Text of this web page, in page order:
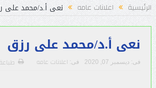
الرئيسية اعلانات عامه نعى أ.د/محمد على
نعى أ.د/محمد على رزق
فى: ديسمبر 07, 2020 فى: اعلانات عامه طباعة